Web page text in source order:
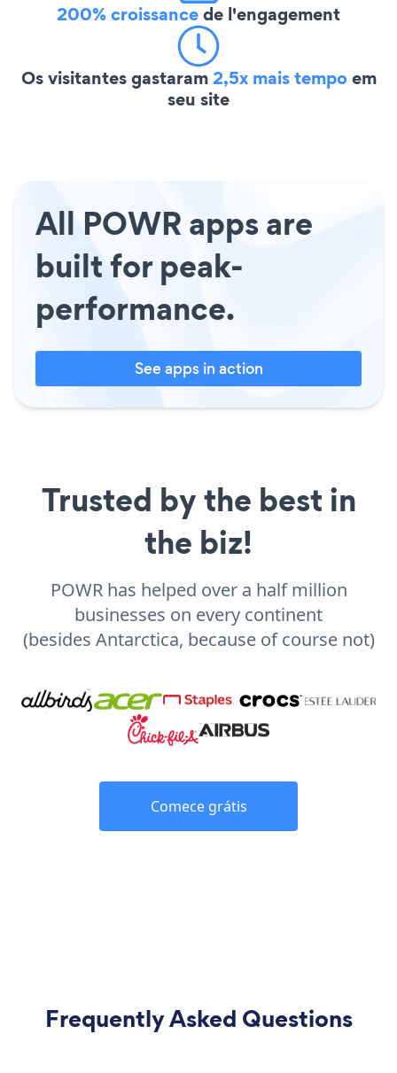
200% croissancede l'engagement
Os visitantes gastaram2,5x mais tempoem
seu site
All POWR apps are
built for peak-
performance.
See apps in action
Trusted by the best in
the biz!
POWR has helped over a half million
businesses on every continent
(besides Antarctica, because of course not)
Comece grátis
Frequently Asked Questions